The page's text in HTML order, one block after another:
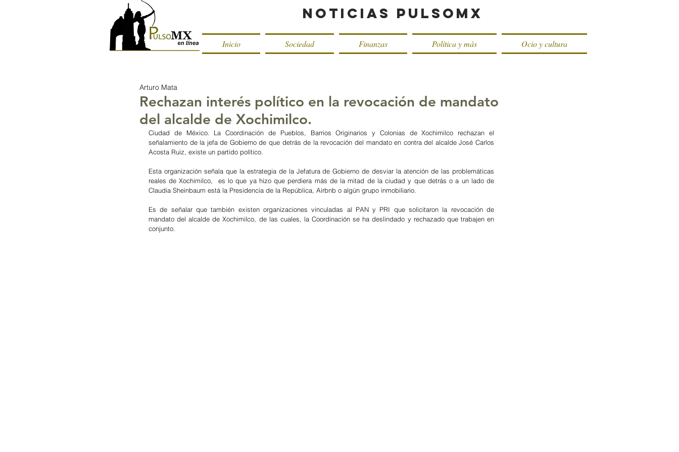
Noticias PulsoMX
Inicio Sociedad Finanzas Política y más Ocio y cultura
Rechazan interés político en la revocación de mandato
del alcalde de Xochimilco.
Arturo Mata
Ciudad de México. La Coordinación de Pueblos, Barrios Originarios y Colonias de Xochimilco rechazan el
señalamiento de la jefa de Gobierno de que detrás de la revocación del mandato en contra del alcalde José Carlos
Acosta Ruiz, existe un partido político.
Esta organización señala que la estrategia de la Jefatura de Gobierno de desviar la atención de las problemáticas
reales de Xochimilco,  es lo que ya hizo que perdiera más de la mitad de la ciudad y que detrás o a un lado de
Claudia Sheinbaum está la Presidencia de la República, Airbnb o algún grupo inmobiliario.
Es de señalar que también existen organizaciones vinculadas al PAN y PRI que solicitaron la revocación de
mandato del alcalde de Xochimilco, de las cuales, la Coordinación se ha deslindado y rechazado que trabajen en
conjunto.